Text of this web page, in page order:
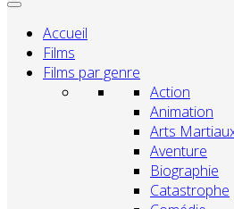
Accueil
Films
Films par genre
Action
Animation
Arts
Aventure
Biographie
Catastrophe